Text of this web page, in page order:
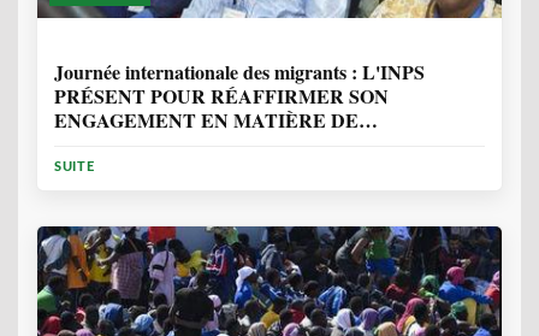
Journée internationale des migrants : L'INPS
PRÉSENT POUR RÉAFFIRMER SON
ENGAGEMENT EN MATIÈRE DE
SUITE